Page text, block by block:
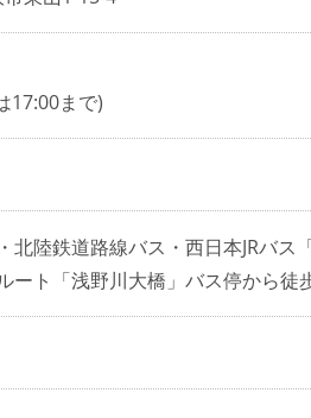
17:00まで)
北陸鉄道路線バス・西日本JRバス
ート「浅野川大橋」バス停から徒